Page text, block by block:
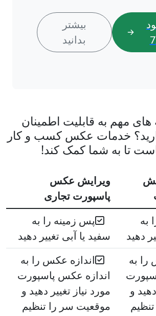
بیشتر
بدانید
های مهم به قابلیت اطمینان
خدمات عکس کسب و کار
تا به شما کمک کند!
ویرایش عکس
پاسپورت تجاری
به
دهید
پس زمینه را به
سفید یا آبی تغییر دهید
را به
و
اندازه عکس را به
اندازه عکس پاسپورت
مورد نیاز تغییر دهید و
موقعیت سر را تنظیم